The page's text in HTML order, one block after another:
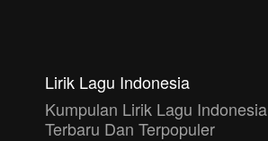
Lirik Lagu Indonesia
Kumpulan Lirik Lagu Indonesia
Terbaru Dan Terpopuler